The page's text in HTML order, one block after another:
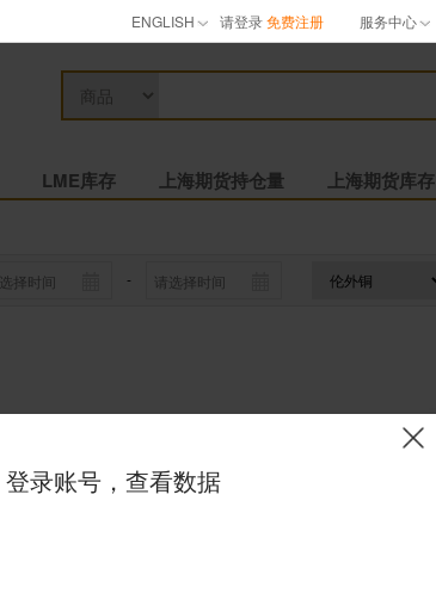
ENGLISH 请登录免费注册 服务中心
LME库存 上海期货持仓量 上海期货库存
登录账号，查看数据
-